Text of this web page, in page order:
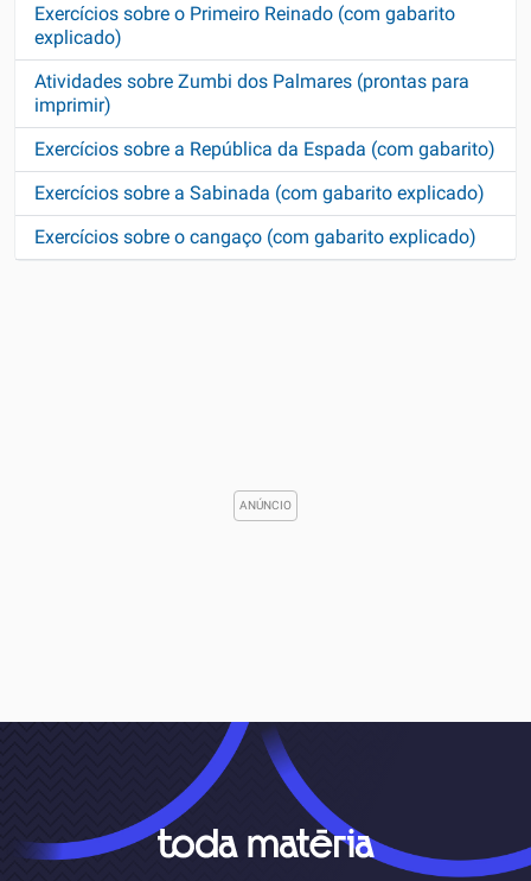
Exercícios sobre o Primeiro Reinado (com gabarito
explicado)
Atividades sobre Zumbi dos Palmares (prontas para
imprimir)
Exercícios sobre a República da Espada (com gabarito)
Exercícios sobre a Sabinada (com gabarito explicado)
Exercícios sobre o cangaço (com gabarito explicado)